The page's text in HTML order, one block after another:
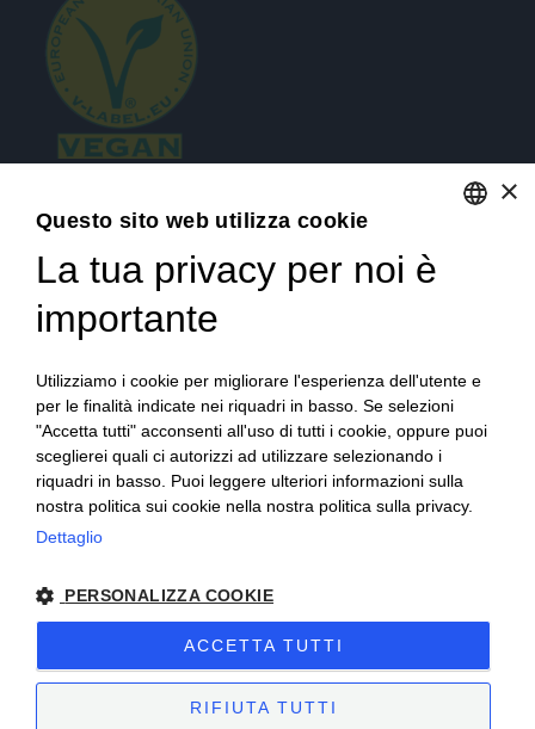
Accedi
Campaign financed according to EU regulation no. 1308/2013
Sitemap –Terms of Sale– Privacy
VAT number 00171840051
×
Questo sito web utilizza cookie
La tua privacy per noi è
importante
Utilizziamo i cookie per migliorare l'esperienza dell'utente e
per le finalità indicate nei riquadri in basso. Se selezioni
"Accetta tutti" acconsenti all'uso di tutti i cookie, oppure puoi
sceglierei quali ci autorizzi ad utilizzare selezionando i
riquadri in basso. Puoi leggere ulteriori informazioni sulla
nostra politica sui cookie nella nostra politica sulla privacy.
Dettaglio
PERSONALIZZA COOKIE
ACCETTA TUTTI
RIFIUTA TUTTI